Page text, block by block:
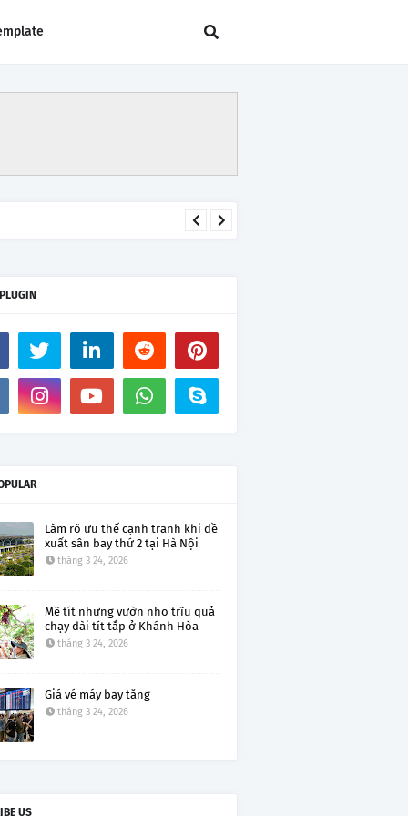
Làm rõ ưu thế cạnh tranh khi đề
xuất sân bay thứ 2 tại Hà Nội
tháng 3 24, 2026
Mê tít những vườn nho trĩu quả
chạy dài tít tắp ở Khánh Hòa
tháng 3 24, 2026
Giá vé máy bay tăng
tháng 3 24, 2026
US